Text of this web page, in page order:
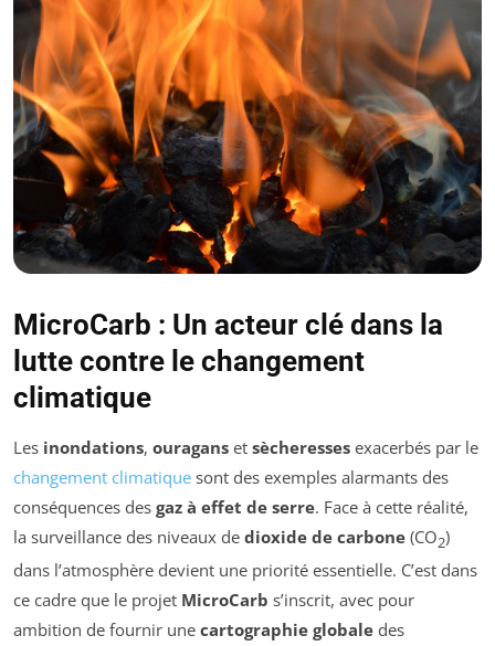
MicroCarb : Un acteur clé dans la
lutte contre le changement
climatique
Les inondations, ouragans et sècheresses exacerbés par le
changement climatique sont des exemples alarmants des
conséquences des gaz à effet de serre. Face à cette réalité,
la surveillance des niveaux de dioxide de carbone (CO2)
dans l’atmosphère devient une priorité essentielle. C’est dans
ce cadre que le projet MicroCarb s’inscrit, avec pour
ambition de fournir une cartographie globale des